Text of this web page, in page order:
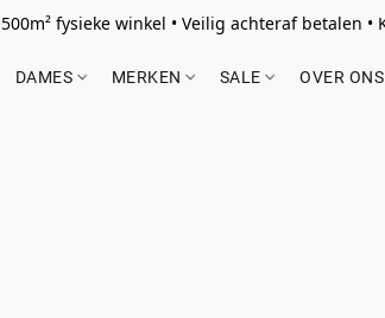
500m² fysieke winkel • Veilig achteraf betalen
DAMES MERKEN SALE OVER ONS